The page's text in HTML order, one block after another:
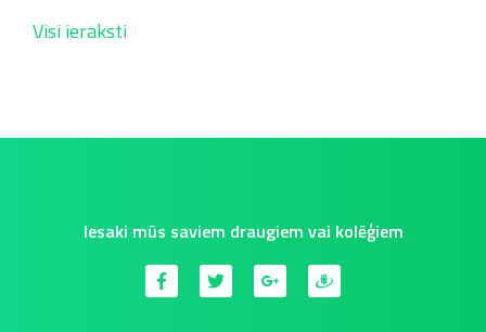
Visi ieraksti
Iesaki mūs saviem draugiem vai kolēģiem